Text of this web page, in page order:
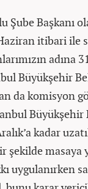
Şube Başkanı
itibari ile
adına
Büyükşehir
da komisyon
Büyükşehir
kadar
masaya
uygulanırken